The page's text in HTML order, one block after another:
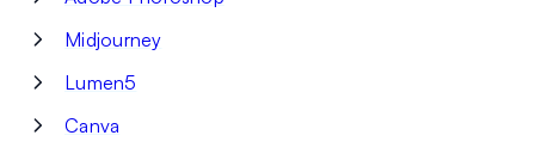
Midjourney
Lumen5
Canva